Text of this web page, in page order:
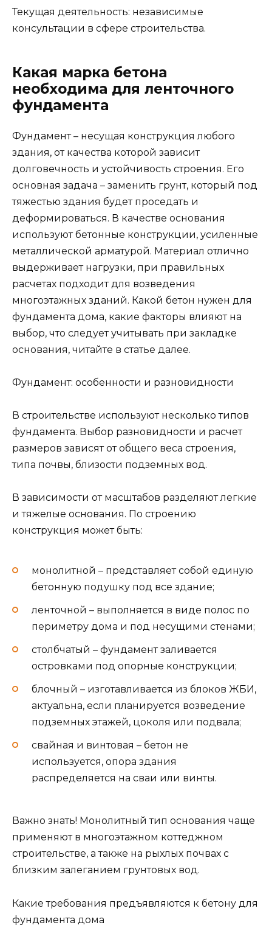
Текущая деятельность: независимые
консультации в сфере строительства.
Какая марка бетона
необходима для ленточного
фундамента
Фундамент – несущая конструкция любого
здания, от качества которой зависит
долговечность и устойчивость строения. Его
основная задача – заменить грунт, который под
тяжестью здания будет проседать и
деформироваться. В качестве основания
используют бетонные конструкции, усиленные
металлической арматурой. Материал отлично
выдерживает нагрузки, при правильных
расчетах подходит для возведения
многоэтажных зданий. Какой бетон нужен для
фундамента дома, какие факторы влияют на
выбор, что следует учитывать при закладке
основания, читайте в статье далее.
Фундамент: особенности и разновидности
В строительстве используют несколько типов
фундамента. Выбор разновидности и расчет
размеров зависят от общего веса строения,
типа почвы, близости подземных вод.
В зависимости от масштабов разделяют легкие
и тяжелые основания. По строению
конструкция может быть:
монолитной – представляет собой единую
бетонную подушку под все здание;
ленточной – выполняется в виде полос по
периметру дома и под несущими стенами;
столбчатый – фундамент заливается
островками под опорные конструкции;
блочный – изготавливается из блоков ЖБИ,
актуальна, если планируется возведение
подземных этажей, цоколя или подвала;
свайная и винтовая – бетон не
используется, опора здания
распределяется на сваи или винты.
Важно знать! Монолитный тип основания чаще
применяют в многоэтажном коттеджном
строительстве, а также на рыхлых почвах с
близким залеганием грунтовых вод.
Какие требования предъявляются к бетону для
фундамента дома